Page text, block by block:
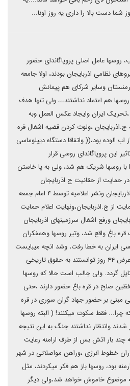
دست بالا را داری یه روز اونا...
روسها عامل اصلی پروپاگاندای حضور
نظامی اذربایجان بودند، اولا جامعه
وسایر شرکای هم پیمانش
روسها هم اعتماد نداشتند،،، ولی تنها هدف
،تحریک ایران وایجاد عکس العمل وبه
،ولوث کردن قضیه اشغال قره
الوده بود،(( واتفاقا دستگاه دیپلوماسی
این پروپاگاندای روسی قرار
با روسها شریک هم شد، ولی به پا خاستن
در حمایت از حقانیت ج اذربایجان
ومشارکت ۴۵ نماینده استانهای اذربایجان ونشر اعلامیه توسط ۴ امام جمعه
از ج.اذربایجان،ونهایت اعلام حمایت
ورفع اشغال سرزمینهای اذربایجان
باغ واقع شد، وتیر روسها وهمفکران
ایران به خطا رفت، وشد انچه میبایست
میشد. و نیروهای اذربایجان در عرض ۴۴ روز توانستند به حقوق تاریخی
گردد. ولی جالب است حالا که روسها
حافظین صلح در قره باغ حضور دارند ،حتی
مبنی بر حضور جهاد گران سوری در قره
چرا... فقط سکوت میکنند! ( البته روسها
شدند وانتظار نداشتند جنگ به این نتیجه
سال گذشته چند بار اتش بس از طرف ارامنه رعایت
خطوط انرژی ،وراهن مواصلاتی در شهر
بود، روسها باز هم فکر میکردند، مثل
موضوع خاموش خواهد شد،ولی دیگر